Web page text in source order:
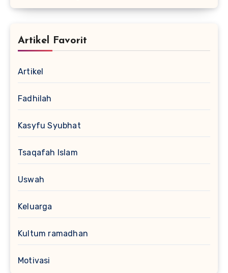
Artikel Favorit
Artikel
Fadhilah
Kasyfu Syubhat
Tsaqafah Islam
Uswah
Keluarga
Kultum ramadhan
Motivasi